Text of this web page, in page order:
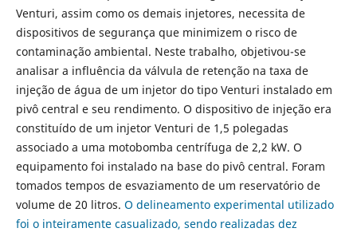
Venturi, assim como os demais injetores, necessita de
dispositivos de segurança que minimizem o risco de
contaminação ambiental. Neste trabalho, objetivou-se
analisar a influência da válvula de retenção na taxa de
injeção de água de um injetor do tipo Venturi instalado em
pivô central e seu rendimento. O dispositivo de injeção era
constituído de um injetor Venturi de 1,5 polegadas
associado a uma motobomba centrífuga de 2,2 kW. O
equipamento foi instalado na base do pivô central. Foram
tomados tempos de esvaziamento de um reservatório de
volume de 20 litros. O delineamento experimental utilizado
foi o inteiramente casualizado, sendo realizadas dez